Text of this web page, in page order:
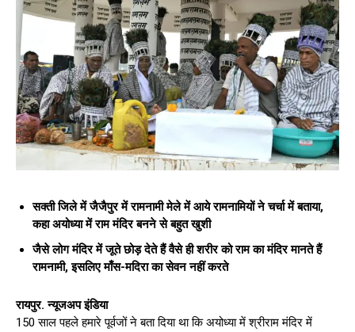
सक्ती जिले में जैजैपुर में रामनामी मेले में आये रामनामियों ने चर्चा में बताया,
कहा अयोध्या में राम मंदिर बनने से बहुत खुशी
जैसे लोग मंदिर में जूते छोड़ देते हैं वैसे ही शरीर को राम का मंदिर मानते हैं
रामनामी, इसलिए माँस-मदिरा का सेवन नहीं करते
रायपुर. न्यूजअप इंडिया
150 साल पहले हमारे पूर्वजों ने बता दिया था कि अयोध्या में श्रीराम मंदिर में